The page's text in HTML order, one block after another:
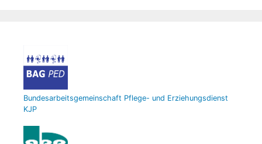
Bundesarbeitsgemeinschaft Pflege- und Erziehungsdienst
KJP